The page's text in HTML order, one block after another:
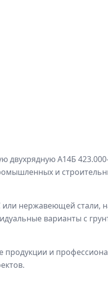
А14Б
и
нержавеющей
варианты с
и